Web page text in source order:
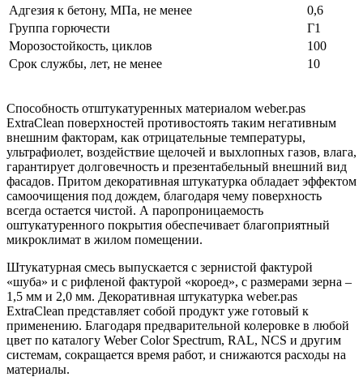
Адгезия к бетону, МПа, не менее
0,6
Группа горючести
Г1
Морозостойкость, циклов
100
Срок службы, лет, не менее
10
Способность отштукатуренных материалом weber.pas
ExtraClean поверхностей противостоять таким негативным
внешним факторам, как отрицательные температуры,
ультрафиолет, воздействие щелочей и выхлопных газов, влага,
гарантирует долговечность и презентабельный внешний вид
фасадов. Притом декоративная штукатурка обладает эффектом
самоочищения под дождем, благодаря чему поверхность
всегда остается чистой. А паропроницаемость
оштукатуренного покрытия обеспечивает благоприятный
микроклимат в жилом помещении.
Штукатурная смесь выпускается с зернистой фактурой
«шуба» и с рифленой фактурой «короед», с размерами зерна –
1,5 мм и 2,0 мм. Декоративная штукатурка weber.pas
ExtraClean представляет собой продукт уже готовый к
применению. Благодаря предварительной колеровке в любой
цвет по каталогу Weber Color Spectrum, RAL, NCS и другим
системам, сокращается время работ, и снижаются расходы на
материалы.